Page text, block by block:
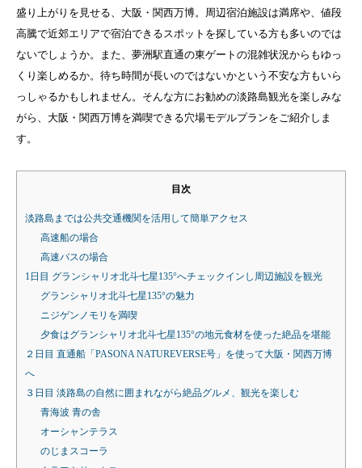
盛り上がりを見せる、大阪・関西万博。周辺宿泊施設は満席や、値段
高騰で近郊エリアで宿泊できるスポットを探している方も多いのでは
ないでしょうか。また、夢洲駅直通の東ゲートの混雑状況からもゆっ
くり楽しめるか。待ち時間が長いのではないかという不安な方もいら
っしゃるかもしれません。そんな方にお勧めの淡路島観光を楽しみな
がら、大阪・関西万博を満喫できる穴場モデルプランをご紹介しま
す。
目次
淡路島までは公共交通機関を活用して簡単アクセス
高速船の場合
高速バスの場合
1日目 グランシャリオ北斗七星135°へチェックインし周辺施設を観光
グランシャリオ北斗七星135°の魅力
ニジゲンノモリを満喫
夕食はグランシャリオ北斗七星135°の地元食材を使った絶品を堪能
２日目 直通船「PASONA NATUREVERSE号」を使って大阪・関西万博
へ
３日目 淡路島の自然に囲まれながら絶品グルメ、観光を楽しむ
青海波 青の舎
オーシャンテラス
のじまスコーラ